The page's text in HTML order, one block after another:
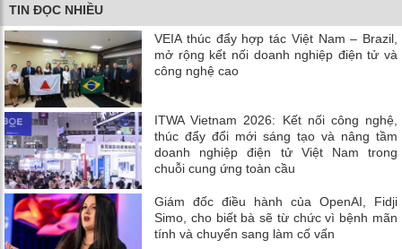
TIN ĐỌC NHIỀU
VEIA thúc đẩy hợp tác Việt Nam – Brazil,
mở rộng kết nối doanh nghiệp điện tử và
công nghệ cao
ITWA Vietnam 2026: Kết nối công nghệ,
thúc đẩy đổi mới sáng tạo và nâng tầm
doanh nghiệp điện tử Việt Nam trong
chuỗi cung ứng toàn cầu
Giám đốc điều hành của OpenAI, Fidji
Simo, cho biết bà sẽ từ chức vì bệnh mãn
tính và chuyển sang làm cố vấn